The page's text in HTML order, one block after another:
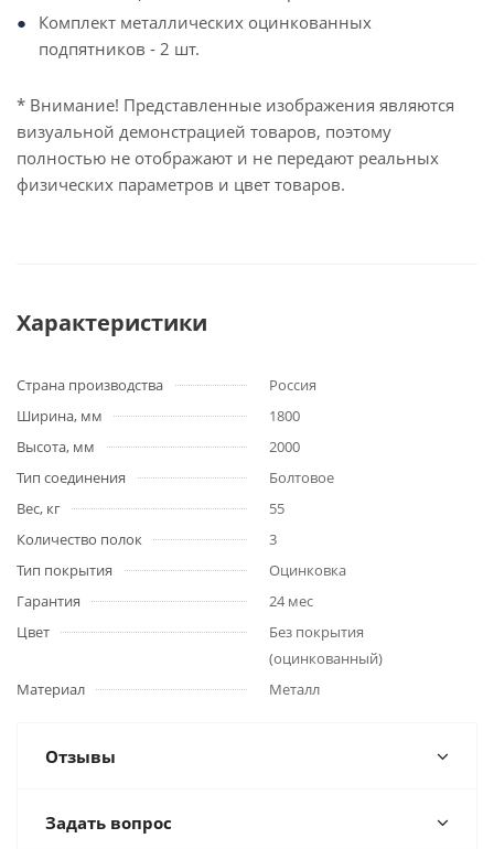
Комплект металлических оцинкованных
подпятников - 2 шт.
* Внимание! Представленные изображения являются
визуальной демонстрацией товаров, поэтому
полностью не отображают и не передают реальных
физических параметров и цвет товаров.
Характеристики
Страна производства
Россия
Ширина, мм
1800
Высота, мм
2000
Тип соединения
Болтовое
Вес, кг
55
Количество полок
3
Тип покрытия
Оцинковка
Гарантия
24 мес
Цвет
Без покрытия
(оцинкованный)
Материал
Металл
Отзывы
Задать вопрос